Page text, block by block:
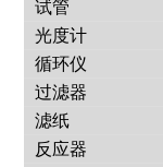
试管
光度计
循环仪
过滤器
滤纸
反应器